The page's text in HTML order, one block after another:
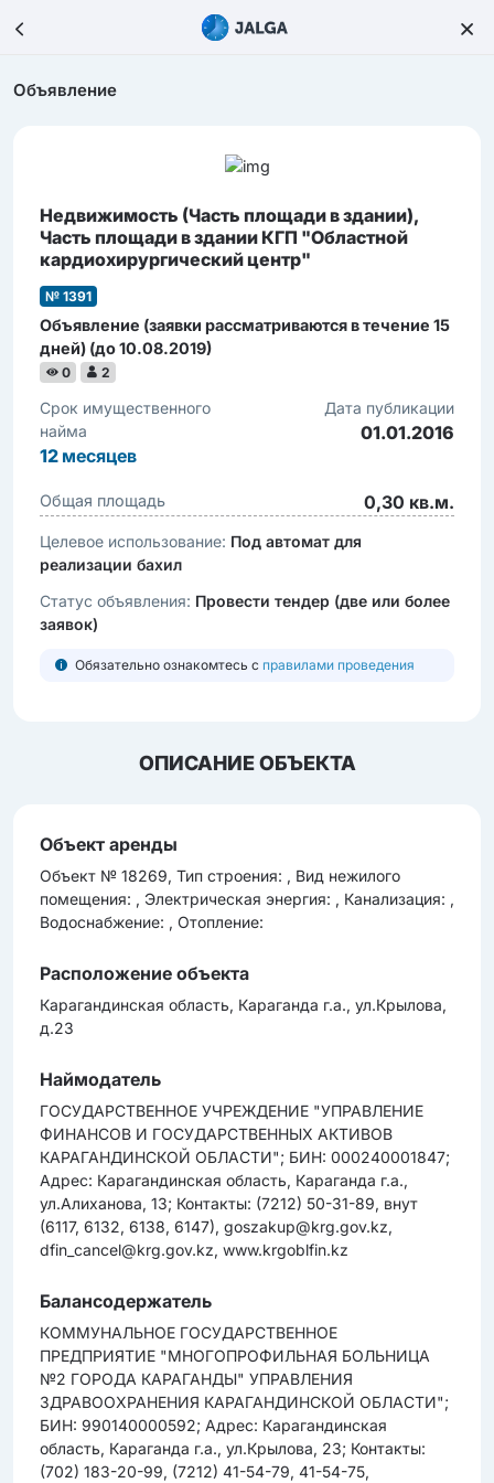
Объявление
Недвижимость (Часть площади в здании),
Часть площади в здании КГП "Областной
кардиохирургический центр"
№ 1391
Объявление (заявки рассматриваются в течение 15
дней) (до 10.08.2019)
0 2
Срок имущественного
найма
12 месяцев
Дата публикации
01.01.2016
Общая площадь 0,30 кв.м.
Целевое использование: Под автомат для
реализации бахил
Статус объявления: Провести тендер (две или более
заявок)
Обязательно ознакомтесь с правилами проведения
ОПИСАНИЕ ОБЪЕКТА
Объект аренды
Объект № 18269, Тип строения: , Вид нежилого
помещения: , Электрическая энергия: , Канализация: ,
Водоснабжение: , Отопление:
Расположение объекта
Карагандинская область, Караганда г.а., ул.Крылова,
д.23
Наймодатель
ГОСУДАРСТВЕННОЕ УЧРЕЖДЕНИЕ "УПРАВЛЕНИЕ
ФИНАНСОВ И ГОСУДАРСТВЕННЫХ АКТИВОВ
КАРАГАНДИНСКОЙ ОБЛАСТИ"; БИН: 000240001847;
Адрес: Карагандинская область, Караганда г.а.,
ул.Алиханова, 13; Контакты: (7212) 50-31-89, внут
(6117, 6132, 6138, 6147), goszakup@krg.gov.kz,
dfin_cancel@krg.gov.kz, www.krgoblfin.kz
Балансодержатель
КОММУНАЛЬНОЕ ГОСУДАРСТВЕННОЕ
ПРЕДПРИЯТИЕ "МНОГОПРОФИЛЬНАЯ БОЛЬНИЦА
№2 ГОРОДА КАРАГАНДЫ" УПРАВЛЕНИЯ
ЗДРАВООХРАНЕНИЯ КАРАГАНДИНСКОЙ ОБЛАСТИ";
БИН: 990140000592; Адрес: Карагандинская
область, Караганда г.а., ул.Крылова, 23; Контакты:
(702) 183-20-99, (7212) 41-54-79, 41-54-75,